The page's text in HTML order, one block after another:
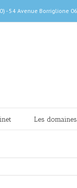
- 54 Avenue Borriglione
Les